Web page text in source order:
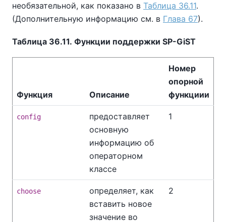
необязательной, как показано в Таблица 36.11.
(Дополнительную информацию см. в Глава 67).
Таблица 36.11. Функции поддержки SP-GiST
Функция Описание
Номер
опорной
функциии
config
предоставляет
основную
информацию об
операторном
классе
1
choose
определяет, как
вставить новое
значение во
2